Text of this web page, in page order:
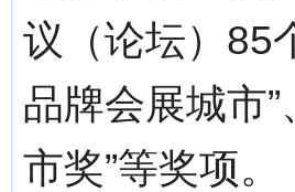
议（论坛）85
品牌会展城市
市奖”等奖项。